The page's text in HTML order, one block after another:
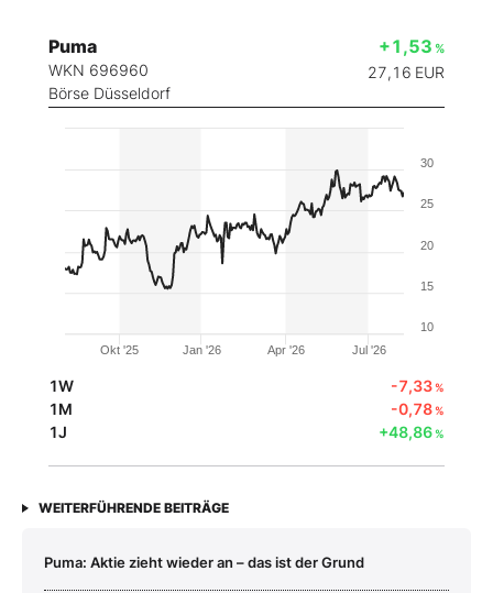
Puma
WKN 696960
Börse Düsseldorf
+1,53 %
27,16 EUR
Okt '25 Jan '26 Apr '26 Jul '26
10
15
20
25
30
1W -7,33%
1M -0,78%
1J +48,86%
WEITERFÜHRENDE BEITRÄGE
Puma: Aktie zieht wieder an – das ist der Grund